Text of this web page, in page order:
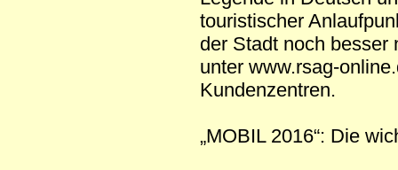
touristischer
der Stadt noch besser
unter www.rsag-
Kundenzentren.
„MOBIL 2016“: Die